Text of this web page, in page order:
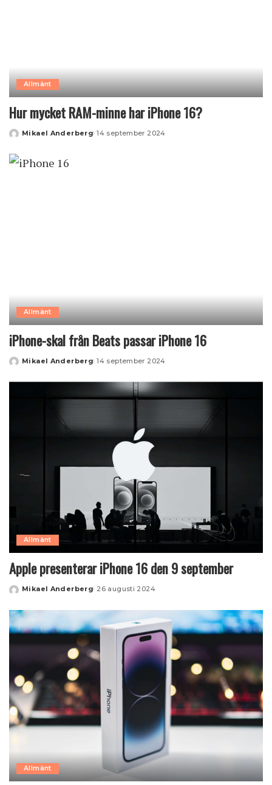
Allmänt
Hur mycket RAM-minne har iPhone 16?
Posted
Mikael Anderberg 14 september 2024
Allmänt
iPhone-skal från Beats passar iPhone 16
Posted
Mikael Anderberg 14 september 2024
Allmänt
Apple presenterar iPhone 16 den 9 september
Posted
Mikael Anderberg 26 augusti 2024
Allmänt